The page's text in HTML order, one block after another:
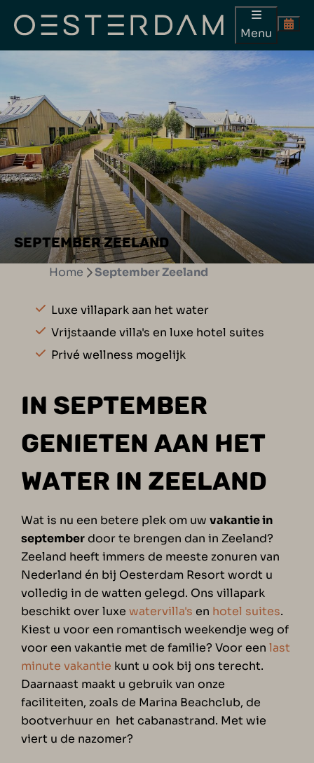
Menu
SEPTEMBER ZEELAND
Home September Zeeland
Luxe villapark aan het water
Vrijstaande villa's en luxe hotel suites
Privé wellness mogelijk
IN SEPTEMBER
GENIETEN AAN HET
WATER IN ZEELAND
Wat is nu een betere plek om uwvakantie in
septemberdoor te brengen dan in Zeeland?
Zeeland heeft immers de meeste zonurenvan
Nederland én bij Oesterdam Resort wordt u
volledig in de watten gelegd. Ons villapark
beschikt over luxewatervilla's en hotel suites.
Kiest u voor een romantisch weekendje weg of
voor een vakantie met de familie? Voor eenlast
minute vakantie kunt u ook bij ons terecht.
Daarnaast maakt u gebruik van onze
faciliteiten, zoals de Marina Beachclub, de
bootverhuur en het cabanastrand. Met wie
viert u de nazomer?